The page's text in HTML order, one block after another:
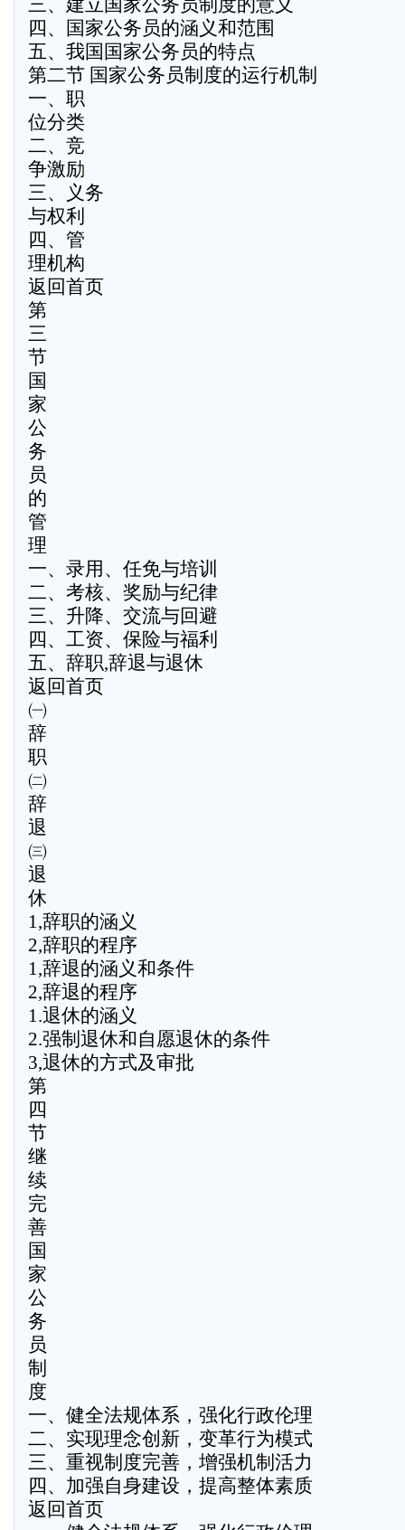
三、建立国家公务员制度的意义
四、国家公务员的涵义和范围
五、我国国家公务员的特点
第二节 国家公务员制度的运行机制
一、职
位分类
二、竞
争激励
三、义务
与权利
四、管
理机构
返回首页
第
三
节
国
家
公
务
员
的
管
理
一、录用、任免与培训
二、考核、奖励与纪律
三、升降、交流与回避
四、工资、保险与福利
五、辞职,辞退与退休
返回首页
㈠
辞
职
㈡
辞
退
㈢
退
休
1,辞职的涵义
2,辞职的程序
1,辞退的涵义和条件
2,辞退的程序
1.退休的涵义
2.强制退休和自愿退休的条件
3,退休的方式及审批
第
四
节
继
续
完
善
国
家
公
务
员
制
度
一、健全法规体系，强化行政伦理
二、实现理念创新，变革行为模式
三、重视制度完善，增强机制活力
四、加强自身建设，提高整体素质
返回首页